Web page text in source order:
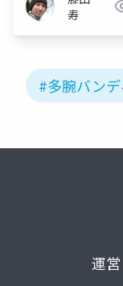
寿
#多腕バン
運